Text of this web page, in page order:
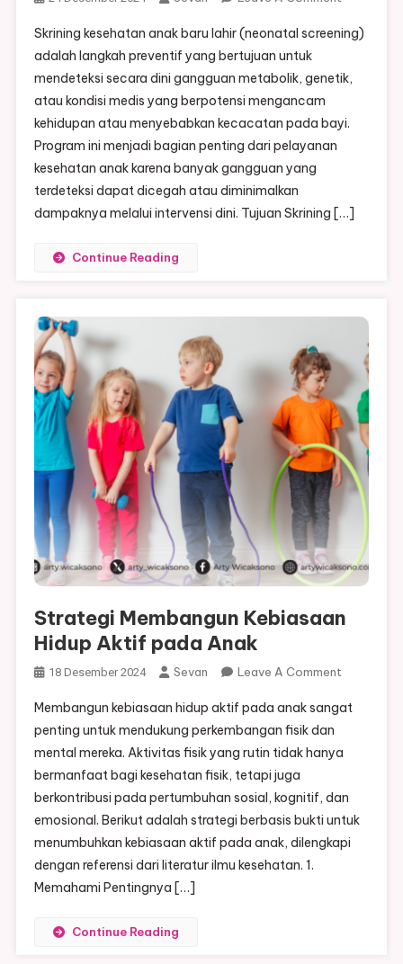
Skrining
Anak
Lahir
Skrining kesehatan anak baru lahir (neonatal screening)
adalah langkah preventif yang bertujuan untuk
mendeteksi secara dini gangguan metabolik, genetik,
atau kondisi medis yang berpotensi mengancam
kehidupan atau menyebabkan kecacatan pada bayi.
Program ini menjadi bagian penting dari pelayanan
kesehatan anak karena banyak gangguan yang
terdeteksi dapat dicegah atau diminimalkan
dampaknya melalui intervensi dini. Tujuan Skrining […]
Continue Reading
Strategi Membangun Kebiasaan
Hidup Aktif pada Anak
18 Desember 2024 Sevan Leave A CommentOn
Hidup
Pada
Anak
Membangun kebiasaan hidup aktif pada anak sangat
penting untuk mendukung perkembangan fisik dan
mental mereka. Aktivitas fisik yang rutin tidak hanya
bermanfaat bagi kesehatan fisik, tetapi juga
berkontribusi pada pertumbuhan sosial, kognitif, dan
emosional. Berikut adalah strategi berbasis bukti untuk
menumbuhkan kebiasaan aktif pada anak, dilengkapi
dengan referensi dari literatur ilmu kesehatan. 1.
Memahami Pentingnya […]
Continue Reading